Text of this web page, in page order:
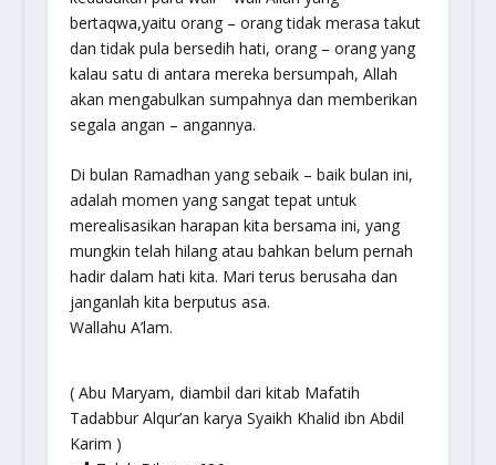
bertaqwa,yaitu orang – orang tidak merasa takut
dan tidak pula bersedih hati, orang – orang yang
kalau satu di antara mereka bersumpah, Allah
akan mengabulkan sumpahnya dan memberikan
segala angan – angannya.
Di bulan Ramadhan yang sebaik – baik bulan ini,
adalah momen yang sangat tepat untuk
merealisasikan harapan kita bersama ini, yang
mungkin telah hilang atau bahkan belum pernah
hadir dalam hati kita. Mari terus berusaha dan
janganlah kita berputus asa.
Wallahu A’lam.
( Abu Maryam, diambil dari kitab Mafatih
Tadabbur Alqur’an karya Syaikh Khalid ibn Abdil
Karim )